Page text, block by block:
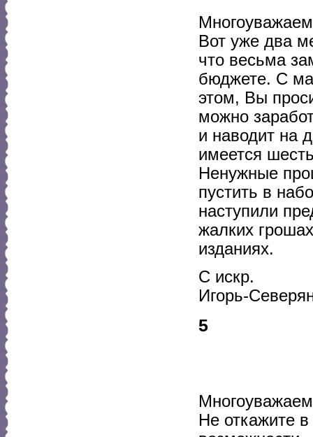
Вот уже два
что весьма
бюджете. С
этом, Вы
можно
и наводит на
имеется
Ненужные
пустить в
наступили
жалких
изданиях.
С искр.
Игорь-
5
Не откажите